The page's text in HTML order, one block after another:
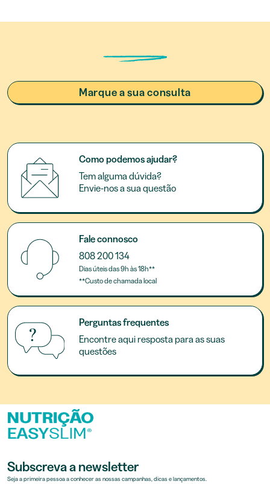
Marque a sua consulta
Como podemos ajudar?
Tem alguma dúvida?
Envie-nos a sua questão
Fale connosco
808 200 134
Dias úteis das 9h às 18h**
**Custo de chamada local
Perguntas frequentes
Encontre aqui resposta para as suas
questões
Subscreva a newsletter
Seja a primeira pessoa a conhecer as nossas campanhas, dicas e lançamentos.